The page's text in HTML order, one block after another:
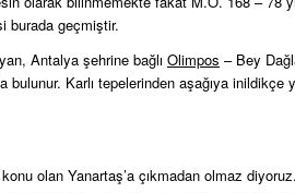
burada geçmiştir.
Antalya şehrine bağlı Olimpos – Bey
bulunur. Karlı tepelerinden aşağıya
olan Yanartaş’a çıkmadan olmaz